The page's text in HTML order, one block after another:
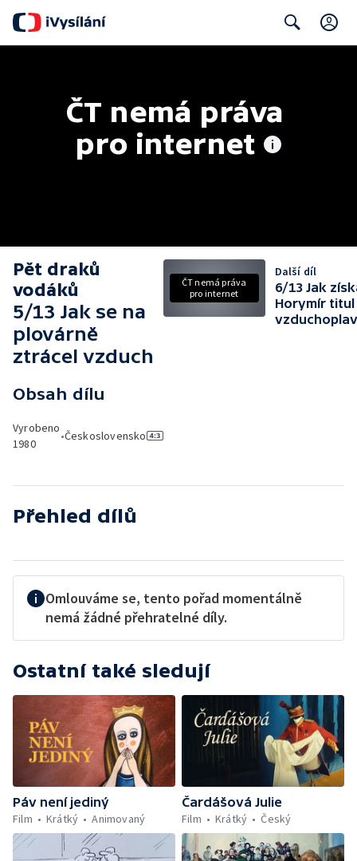
ČT nemá práva
pro internet
Pět draků
vodáků
5/13 Jak se na
plovárně
ztrácel vzduch
Obsah dílu
Vyrobeno
1980
•Československo
ČT nemá práva
pro internet
Další díl
6/13 Jak
Horymír titul
Přehled dílů
Omlouváme se, tento pořad momentálně
nemá žádné přehratelné díly.
Ostatní také sledují
Páv není jediný
Film
Krátký Animovaný
Čardášová Julie
Film
Krátký Český